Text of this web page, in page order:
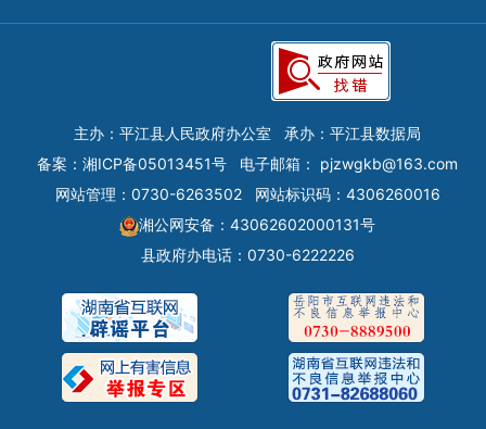
主办：平江县人民政府办公室
承办：平江县数据局
备案： 湘ICP备05013451号 电子邮箱： pjzwgkb@163.com
网站管理：0730-6263502
网站标识码：4306260016
湘公网安备：43062602000131号
县政府办电话：0730-6222226